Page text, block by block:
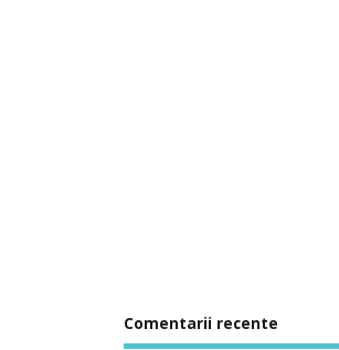
Comentarii recente